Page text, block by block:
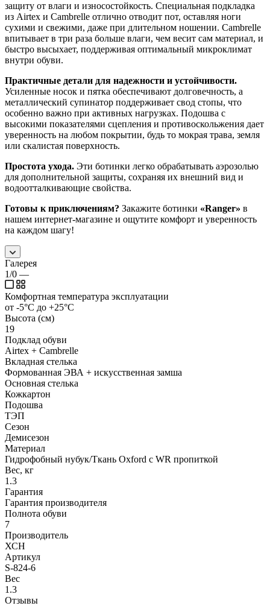
защиту от влаги и износостойкость. Специальная подкладка
из Airtex и Cambrelle отлично отводит пот, оставляя ноги
сухими и свежими, даже при длительном ношении. Cambrelle
впитывает в три раза больше влаги, чем весит сам материал, и
быстро высыхает, поддерживая оптимальный микроклимат
внутри обуви.
Практичные детали для надежности и устойчивости.
Усиленные носок и пятка обеспечивают долговечность, а
металлический супинатор поддерживает свод стопы, что
особенно важно при активных нагрузках. Подошва с
высокими показателями сцепления и противоскольжения дает
уверенность на любом покрытии, будь то мокрая трава, земля
или скалистая поверхность.
Простота ухода. Эти ботинки легко обрабатывать аэрозолью
для дополнительной защиты, сохраняя их внешний вид и
водоотталкивающие свойства.
Готовы к приключениям? Закажите ботинки «Ranger» в
нашем интернет-магазине и ощутите комфорт и уверенность
на каждом шагу!
Галерея
1/0 —
Комфортная температура эксплуатации
от -5°С до +25°С
Высота (см)
19
Подклад обуви
Airtex + Cambrelle
Вкладная стелька
Формованная ЭВА + искусственная замша
Основная стелька
Кожкартон
Подошва
ТЭП
Сезон
Демисезон
Материал
Гидрофобный нубук/Ткань Oxford с WR пропиткой
Вес, кг
1.3
Гарантия
Гарантия производителя
Полнота обуви
7
Производитель
ХСН
Артикул
S-824-6
Вес
1.3
Отзывы